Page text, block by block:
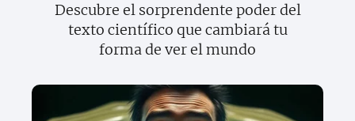
Descubre el sorprendente poder del
texto científico que cambiará tu
forma de ver el mundo